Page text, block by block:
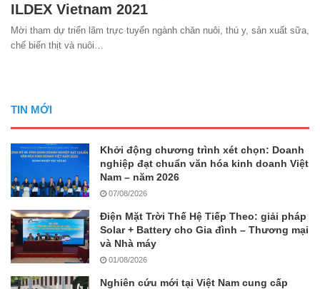
ILDEX Vietnam 2021
Mời tham dự triển lãm trực tuyến ngành chăn nuôi, thú y, sản xuất sữa,
chế biến thịt và nuôi…
TIN MỚI
Khởi động chương trình xét chọn: Doanh
nghiệp đạt chuẩn văn hóa kinh doanh Việt
Nam – năm 2026
07/08/2026
Điện Mặt Trời Thế Hệ Tiếp Theo: giải pháp
Solar + Battery cho Gia đình – Thương mại
và Nhà máy
01/08/2026
Nghiên cứu mới tại Việt Nam cung cấp